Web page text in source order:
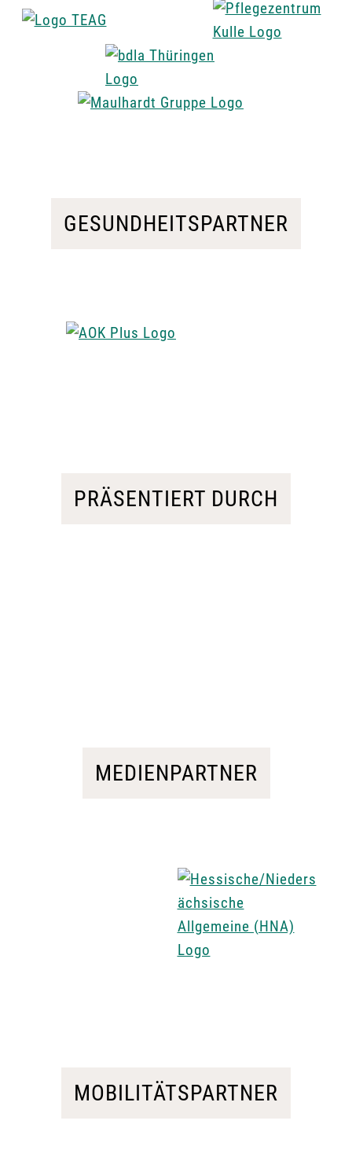
GESUNDHEITSPARTNER
PRÄSENTIERT DURCH
MEDIENPARTNER
MOBILITÄTSPARTNER